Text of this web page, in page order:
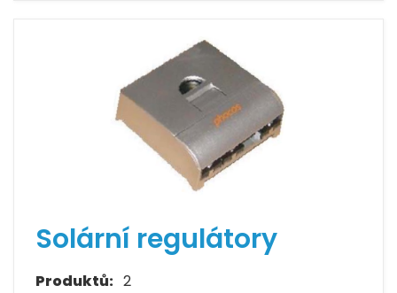
Solární regulátory
Produktů: 2